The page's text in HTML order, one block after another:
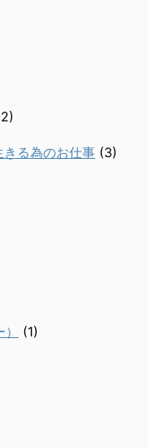
る為のお仕事 (3)
(1)